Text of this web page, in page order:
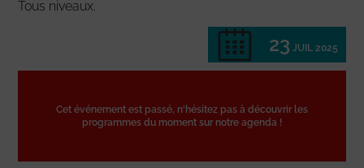
Tous niveaux.
23 JUIL 2025
Cet événement est passé, n'hésitez pas à découvrir les
programmes du moment sur notre agenda !